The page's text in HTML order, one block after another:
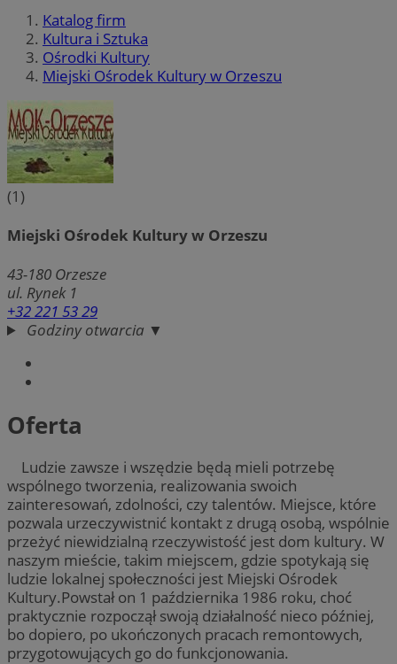
Katalog firm
Kultura i Sztuka
Ośrodki Kultury
Miejski Ośrodek Kultury w Orzeszu
(1)
Miejski Ośrodek Kultury w Orzeszu
43-180 Orzesze
ul. Rynek 1
+32 221 53 29
Godziny otwarcia ▼
Oferta
Ludzie zawsze i wszędzie będą mieli potrzebę
wspólnego tworzenia, realizowania swoich
zainteresowań, zdolności, czy talentów. Miejsce, które
pozwala urzeczywistnić kontakt z drugą osobą, wspólnie
przeżyć niewidzialną rzeczywistość jest dom kultury. W
naszym mieście, takim miejscem, gdzie spotykają się
ludzie lokalnej społeczności jest Miejski Ośrodek
Kultury.Powstał on 1 października 1986 roku, choć
praktycznie rozpoczął swoją działalność nieco później,
bo dopiero, po ukończonych pracach remontowych,
przygotowujących go do funkcjonowania.